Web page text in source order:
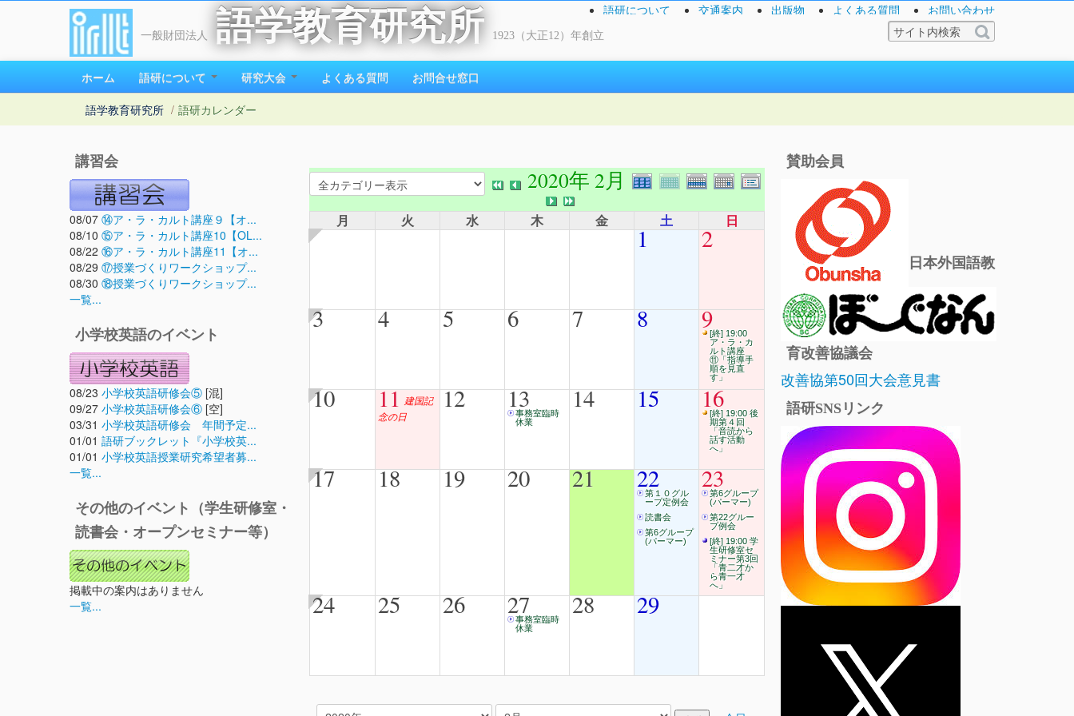
一般財団法人 語学教育研究所 1923（大正12）年創立
語研について 交通案内 出版物 よくある質問 お問い合わせ
ホーム 語研について 研究大会 よくある質問 お問合せ窓口
語学教育研究所 / 語研カレンダー
講習会
08/07 ⑭ア・ラ・カルト講座９【オ...
08/10 ⑮ア・ラ・カルト講座10【OL...
08/22 ⑯ア・ラ・カルト講座11【オ...
08/29 ⑰授業づくりワークショップ...
08/30 ⑱授業づくりワークショップ...
一覧...
小学校英語のイベント
08/23 小学校英語研修会⑤ [混]
09/27 小学校英語研修会⑥ [空]
03/31 小学校英語研修会 年間予定...
01/01 語研ブックレット『小学校英...
01/01 小学校英語授業研究希望者募...
一覧...
その他のイベント（学生研修室・
読書会・オープンセミナー等）
掲載中の案内はありません
一覧...
2020年 2月
月 火 水 木 金 土 日
1 2
3 4 5 6 7 8 9[終] 19:00
ア・ラ・カ
ルト講座
⑪「指導手
順を見直
す」
10 11 建国記
念の日
12 13
事務室臨時
休業
14 15 16
[終] 19:00 後
期第４回
「音読から
話す活動
へ」
17 18 19 20 21 22
第１０グル
ープ定例会
読書会
第6グループ
(パーマー)
23
第6グループ
(パーマー)
第22グルー
プ例会
[終] 19:00 学
生研修室セ
ミナー第3回
「青二才か
ら青一才
へ」
24 25 26 27
事務室臨時
休業
28 29
賛助会員
日本外国語教
育改善協議会
改善協第50回大会意見書
語研SNSリンク